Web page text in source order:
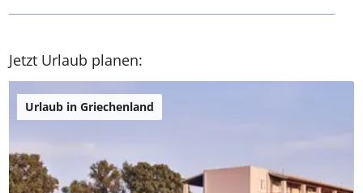
Jetzt Urlaub planen:
Urlaub in Griechenland